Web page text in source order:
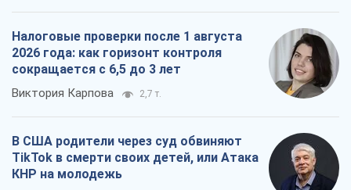
Налоговые проверки после 1 августа
2026 года: как горизонт контроля
сокращается с 6,5 до 3 лет
Виктория Карпова 2,7 т.
В США родители через суд обвиняют
TikTok в смерти своих детей, или Атака
КНР на молодежь